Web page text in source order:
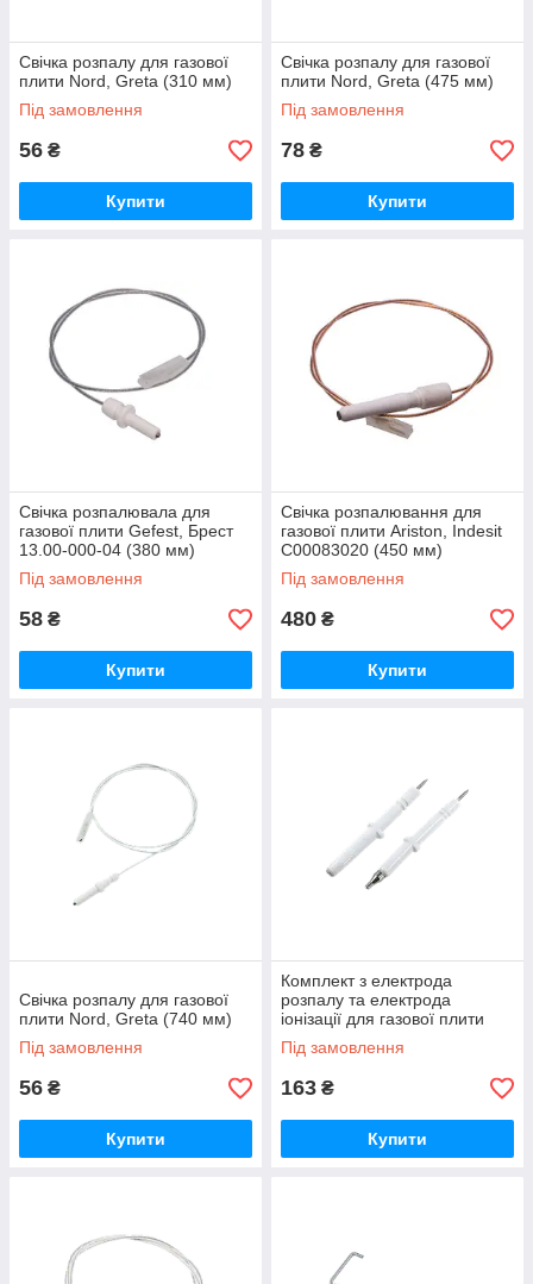
Свічка розпалу для газової
плити Nord, Greta (310 мм)
Під замовлення
56 ₴
Купити
Свічка розпалу для газової
плити Nord, Greta (475 мм)
Під замовлення
78 ₴
Купити
Свічка розпалювала для
газової плити Gefest, Брест
13.00-000-04 (380 мм)
Під замовлення
58 ₴
Купити
Свічка розпалювання для
газової плити Ariston, Indesit
C00083020 (450 мм)
Під замовлення
480 ₴
Купити
Свічка розпалу для газової
плити Nord, Greta (740 мм)
Під замовлення
56 ₴
Купити
Комплект з електрода
розпалу та електрода
іонізації для газової плити
№4 (2 штуки)
Під замовлення
163 ₴
Купити